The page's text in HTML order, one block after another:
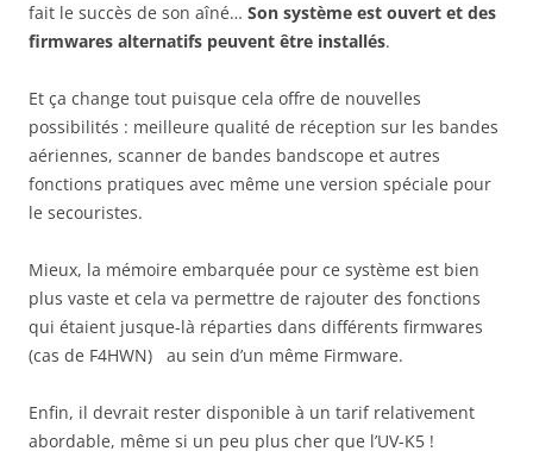
fait le succès de son aîné… Son système est ouvert et des
firmwares alternatifs peuvent être installés.
Et ça change tout puisque cela offre de nouvelles
possibilités : meilleure qualité de réception sur les bandes
aériennes, scanner de bandes bandscope et autres
fonctions pratiques avec même une version spéciale pour
le secouristes.
Mieux, la mémoire embarquée pour ce système est bien
plus vaste et cela va permettre de rajouter des fonctions
qui étaient jusque-là réparties dans différents firmwares
(cas de F4HWN) au sein d’un même Firmware.
Enfin, il devrait rester disponible à un tarif relativement
abordable, même si un peu plus cher que l’UV-K5 !